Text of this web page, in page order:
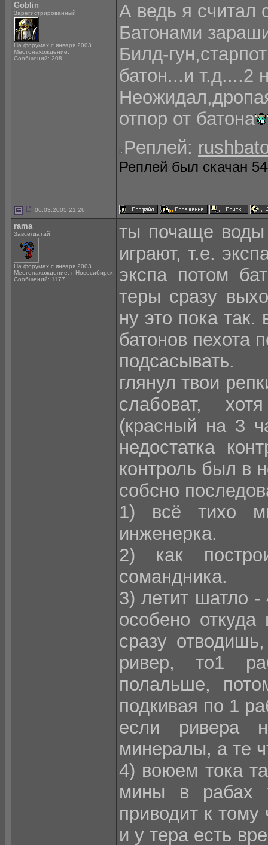
Goblin
Зарегистрированный
На форумах с января 2003
Местонахождение:
Сообщений: 208
А ведь я считал
Батонами
Билд-
батон...и т.д....2
отпор от батона
Реплей:
Реплей был скачан
06.03.2005 21:26
rama
Завсегдатай
На форумах с января 2003
Местонахождение: г Новосибирск
Сообщений: 1177
ты почаще воды
играют, т.е.
экспа потом
теры сразу
ну это пока так.
батонов пехота
подсасывать.
глянул твои
слабоват,
(красный на 3
недостатка
контроль был в
собсно
1) всё тихо
инженерка.
2) как
сомандника.
3) летит шатло -
особено
сразу
ривер, то1
полальше,
подкивая по 1
если ривера
минералы, а те
4) воюем тока
мины в рабах
приводит к
и у тера есть